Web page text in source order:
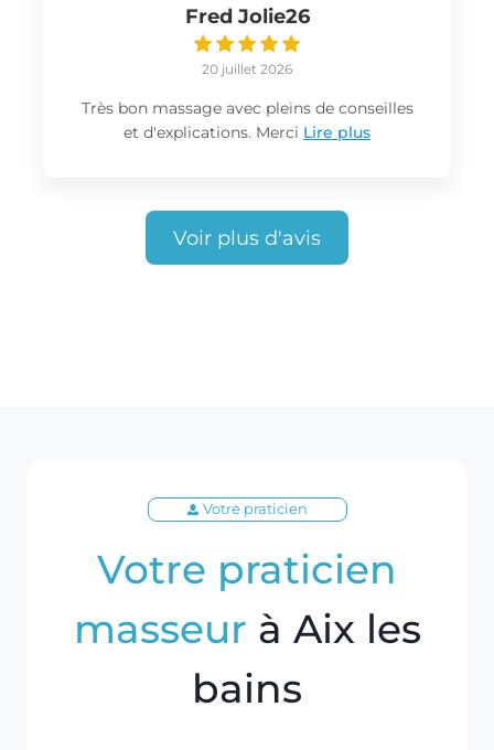
Fred Jolie26
20 juillet 2026
Très bon massage avec pleins de conseilles
et d'explications. Merci Lire plus
Voir plus d'avis
Votre praticien
Votre praticien
masseur à Aix les
bains